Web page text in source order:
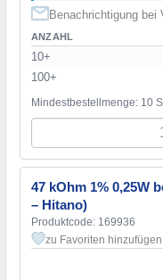
Benachrichtigung bei
ANZAHL
10+
100+
Mindestbestellmenge: 10
47 kOhm 1% 0,25W
– Hitano)
Produktcode: 169936
zu Favoriten hinzufügen